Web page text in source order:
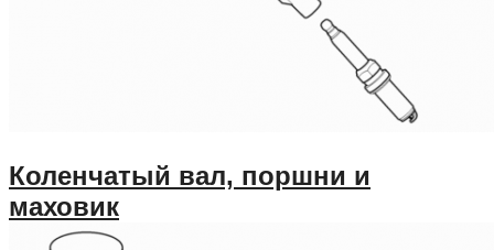
Коленчатый вал, поршни и
маховик